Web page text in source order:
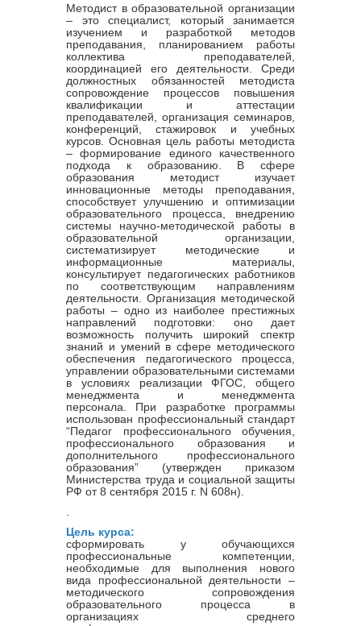
Методист в образовательной организации
– это специалист, который занимается
изучением и разработкой методов
преподавания, планированием работы
коллектива преподавателей,
координацией его деятельности. Среди
должностных обязанностей методиста
сопровождение процессов повышения
квалификации и аттестации
преподавателей, организация семинаров,
конференций, стажировок и учебных
курсов. Основная цель работы методиста
– формирование единого качественного
подхода к образованию. В сфере
образования методист изучает
инновационные методы преподавания,
способствует улучшению и оптимизации
образовательного процесса, внедрению
системы научно-методической работы в
образовательной организации,
систематизирует методические и
информационные материалы,
консультирует педагогических работников
по соответствующим направлениям
деятельности. Организация методической
работы – одно из наиболее престижных
направлений подготовки: оно дает
возможность получить широкий спектр
знаний и умений в сфере методического
обеспечения педагогического процесса,
управлении образовательными системами
в условиях реализации ФГОС, общего
менеджмента и менеджмента
персонала. При разработке программы
использован профессиональный стандарт
“Педагог профессионального обучения,
профессионального образования и
дополнительного профессионального
образования” (утвержден приказом
Министерства труда и социальной защиты
РФ от 8 сентября 2015 г. N 608н).
Цель курса:
сформировать у обучающихся
профессиональные компетенции,
необходимые для выполнения нового
вида профессиональной деятельности –
методического сопровождения
образовательного процесса в
организациях среднего